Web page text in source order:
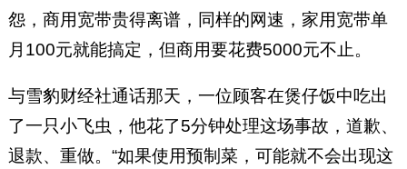
怨，商用宽带贵得离谱，同样的网速，家用宽带单
月100元就能搞定，但商用要花费5000元不止。
与雪豹财经社通话那天，一位顾客在煲仔饭中吃出
了一只小飞虫，他花了5分钟处理这场事故，道歉、
退款、重做。“如果使用预制菜，可能就不会出现这